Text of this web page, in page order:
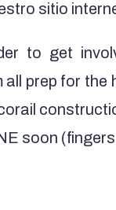
sitio
to get
prep for the
soon